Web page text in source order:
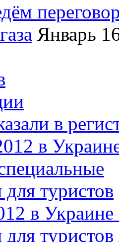
Январь
в
в Украине
туристов